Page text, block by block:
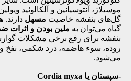
موسیلاژ، آنتوسیانین و آلکالوئید
گل‌های بنفشه خاصیت مسهل دارند.
گیاه می‌توان به ملین بودن و اثرات
بنفشه برای رفع برخی مشکلات
روده، سوء هاضمه، درد شکمی،
می‌شود.
-سپستان یا Cordia myxa